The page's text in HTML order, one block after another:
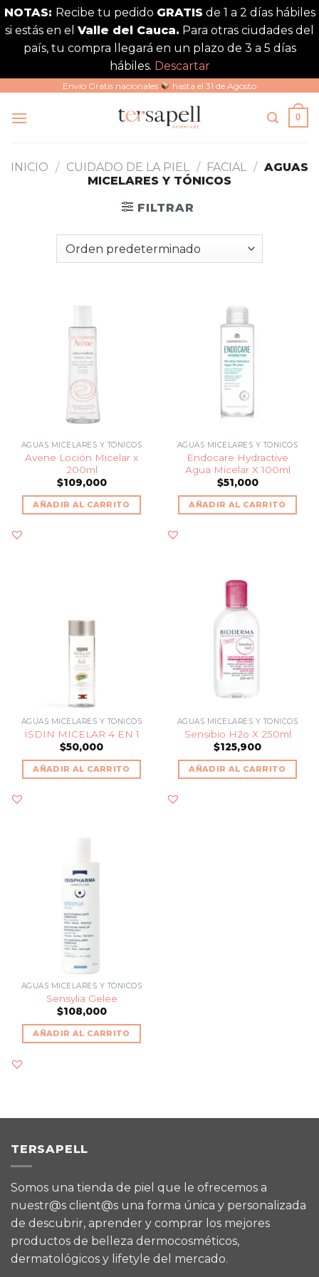
NOTAS: Recibe tu pedido GRATIS de 1 a 2 días hábiles
si estás en el Valle del Cauca. Para otras ciudades del
país, tu compra llegará en un plazo de 3 a 5 días
hábiles. Descartar
contenido
Envío Gratis nacionales hasta el 31 de Agosto
0
INICIO / CUIDADO DE LA PIEL / FACIAL / AGUAS
MICELARES Y TÓNICOS
FILTRAR
AGUAS MICELARES Y TÓNICOS
Avene Loción Micelar x
200ml
$109,000
AÑADIR AL CARRITO
AGUAS MICELARES Y TÓNICOS
Endocare Hydractive
Agua Micelar X 100ml
$51,000
AÑADIR AL CARRITO
AGUAS MICELARES Y TÓNICOS
ISDIN MICELAR 4 EN 1
$50,000
AÑADIR AL CARRITO
AGUAS MICELARES Y TÓNICOS
Sensibio H2o X 250ml
$125,900
AÑADIR AL CARRITO
AGUAS MICELARES Y TÓNICOS
Sensylia Gelee
$108,000
AÑADIR AL CARRITO
TERSAPELL
Somos una tienda de piel que le ofrecemos a
nuestr@s client@s una forma única y personalizada
de descubrir, aprender y comprar los mejores
productos de belleza dermocosméticos,
dermatológicos y lifetyle del mercado.